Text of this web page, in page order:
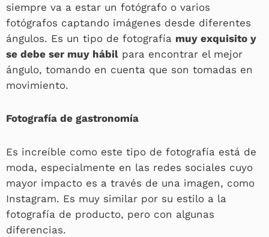
siempre va a estar un fotógrafo o varios
fotógrafos captando imágenes desde diferentes
ángulos. Es un tipo de fotografía muy exquisito y
se debe ser muy hábil para encontrar el mejor
ángulo, tomando en cuenta que son tomadas en
movimiento.
Fotografía de gastronomía
Es increíble como este tipo de fotografía está de
moda, especialmente en las redes sociales cuyo
mayor impacto es a través de una imagen, como
Instagram. Es muy similar por su estilo a la
fotografía de producto, pero con algunas
diferencias.